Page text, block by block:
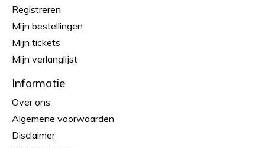
Registreren
Mijn bestellingen
Mijn tickets
Mijn verlanglijst
Informatie
Over ons
Algemene voorwaarden
Disclaimer